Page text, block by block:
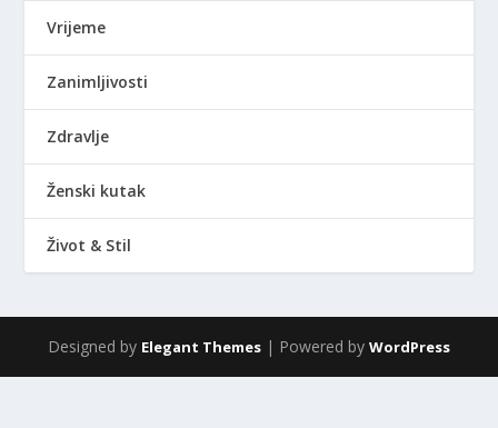
Vrijeme
Zanimljivosti
Zdravlje
Ženski kutak
Život & Stil
Designed by Elegant Themes | Powered by WordPress